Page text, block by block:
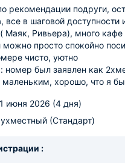
рекомендации подруги,
все в шаговой доступности
Маяк, Ривьера), много кафе
можно просто спокойно
чисто, уютно
номер был заявлен как
маленьким, хорошо, что я
июня 2026 (4 дня)
(Стандарт)
: